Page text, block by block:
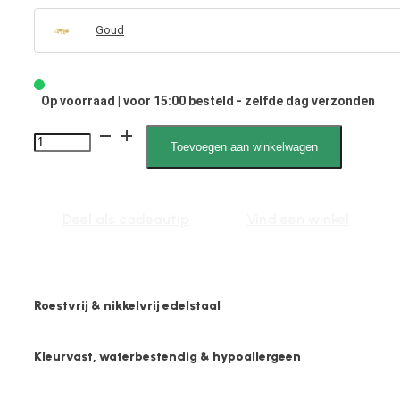
Goud
Op voorraad | voor 15:00 besteld - zelfde dag verzonden
Wibke
Toevoegen aan winkelwagen
Roestvrij & nikkelvrij edelstaal
Kleurvast, waterbestendig & hypoallergeen